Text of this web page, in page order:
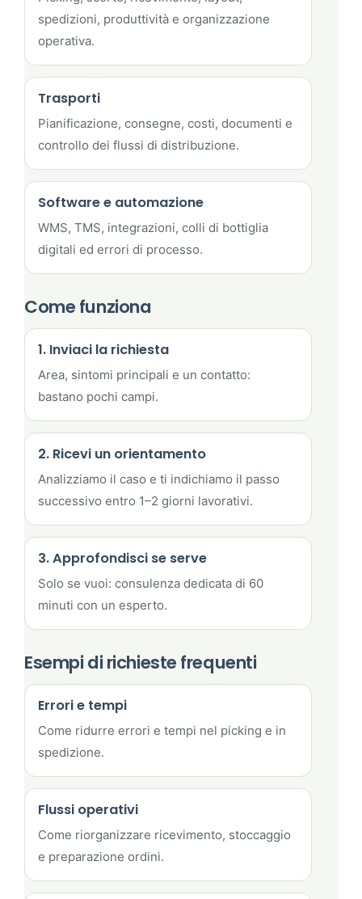
spedizioni, produttività e organizzazione
operativa.
Trasporti
Pianificazione, consegne, costi, documenti e
controllo dei flussi di distribuzione.
Software e automazione
WMS, TMS, integrazioni, colli di bottiglia
digitali ed errori di processo.
Come funziona
1. Inviaci la richiesta
Area, sintomi principali e un contatto:
bastano pochi campi.
2. Ricevi un orientamento
Analizziamo il caso e ti indichiamo il passo
successivo entro 1–2 giorni lavorativi.
3. Approfondisci se serve
Solo se vuoi: consulenza dedicata di 60
minuti con un esperto.
Esempi di richieste frequenti
Errori e tempi
Come ridurre errori e tempi nel picking e in
spedizione.
Flussi operativi
Come riorganizzare ricevimento, stoccaggio
e preparazione ordini.